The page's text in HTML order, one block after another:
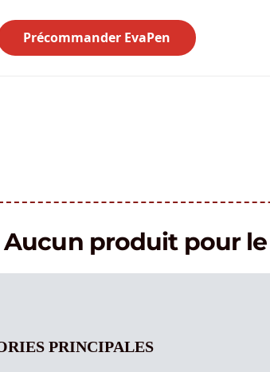
Précommander EvaPen
Aucun produit pour
PRINCIPALES